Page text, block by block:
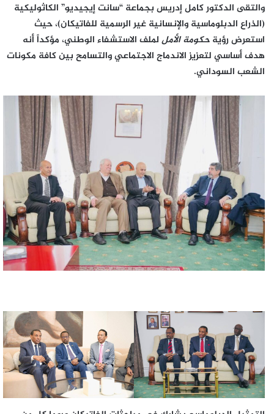
والتقى الدكتور كامل إدريس بجماعة “سانت إيجيديو” الكاثوليكية
(الذراع الدبلوماسية والإنسانية غير الرسمية للفاتيكان)، حيث
استعرض رؤية حكومة الأمل لملف الاستشفاء الوطني، مؤكداً أنه
هدف أساسي لتعزيز الاندماج الاجتماعي والتسامح بين كافة مكونات
الشعب السوداني.